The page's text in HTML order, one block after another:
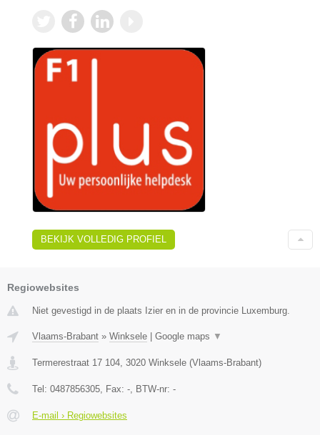
BEKIJK VOLLEDIG PROFIEL
Regiowebsites
Niet gevestigd in de plaats Izier en in de provincie Luxemburg.
Vlaams-Brabant » Winksele Google maps ▼
Termerestraat 17 104 3020 Winksele (Vlaams-Brabant)
Tel: 0487856305 , Fax: - , BTW-nr: -
E-mail › Regiowebsites